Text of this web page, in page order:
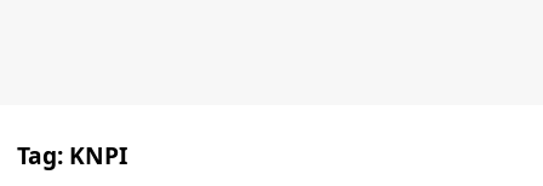
Tag: KNPI